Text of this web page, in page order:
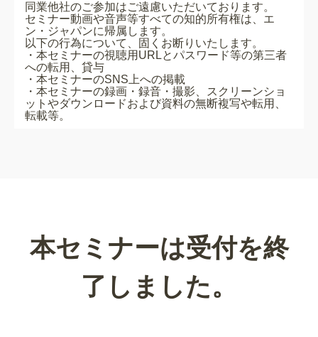
同業他社のご参加はご遠慮いただいております。
セミナー動画や音声等すべての知的所有権は、エ
ン・ジャパンに帰属します。
以下の行為について、固くお断りいたします。
・本セミナーの視聴用URLとパスワード等の第三者
への転用、貸与
・本セミナーのSNS上への掲載
・本セミナーの録画・録音・撮影、スクリーンショ
ットやダウンロードおよび資料の無断複写や転用、
転載等。
本セミナーは受付を終
了しました。